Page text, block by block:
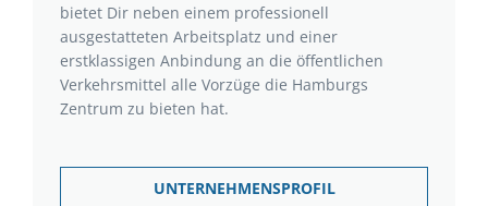
bietet Dir neben einem professionell
ausgestatteten Arbeitsplatz und einer
erstklassigen Anbindung an die öffentlichen
Verkehrsmittel alle Vorzüge die Hamburgs
Zentrum zu bieten hat.
UNTERNEHMENSPROFIL